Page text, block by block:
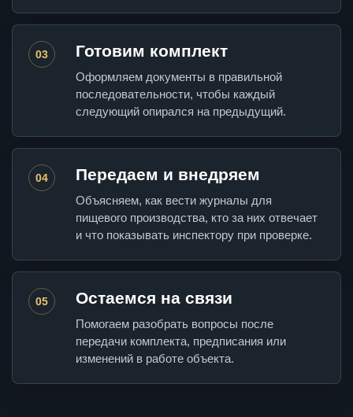
03 Готовим комплект
Оформляем документы в правильной
последовательности, чтобы каждый
следующий опирался на предыдущий.
04 Передаем и внедряем
Объясняем, как вести журналы для
пищевого производства, кто за них отвечает
и что показывать инспектору при проверке.
05 Остаемся на связи
Помогаем разобрать вопросы после
передачи комплекта, предписания или
изменений в работе объекта.